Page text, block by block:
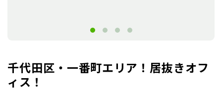
千代田区・一番町エリア！居抜きオフ
ィス！